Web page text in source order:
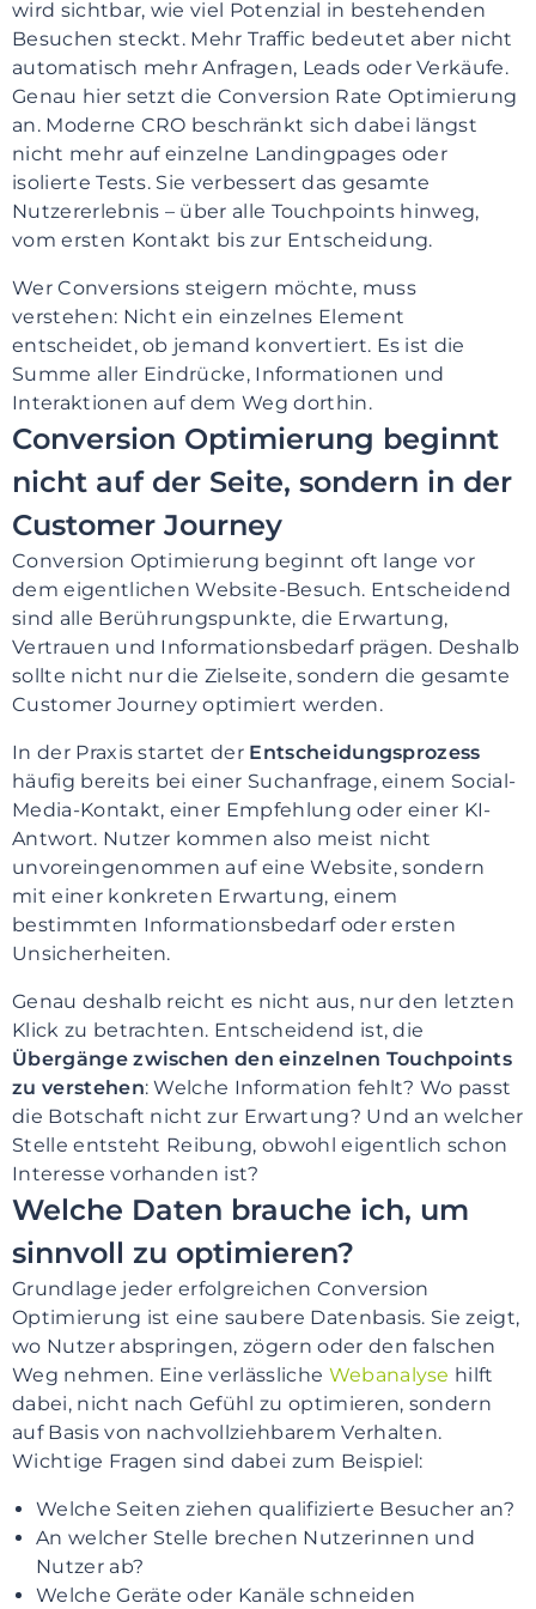
r
i
n
g
e
n
wird sichtbar, wie viel Potenzial in bestehenden
Besuchen steckt. Mehr Traffic bedeutet aber nicht
automatisch mehr Anfragen, Leads oder Verkäufe.
Genau hier setzt die Conversion Rate Optimierung
an. Moderne CRO beschränkt sich dabei längst
nicht mehr auf einzelne Landingpages oder
isolierte Tests. Sie verbessert das gesamte
Nutzererlebnis – über alle Touchpoints hinweg,
vom ersten Kontakt bis zur Entscheidung.
Wer Conversions steigern möchte, muss
verstehen: Nicht ein einzelnes Element
entscheidet, ob jemand konvertiert. Es ist die
Summe aller Eindrücke, Informationen und
Interaktionen auf dem Weg dorthin.
Conversion Optimierung beginnt
nicht auf der Seite, sondern in der
Customer Journey
Conversion Optimierung beginnt oft lange vor
dem eigentlichen Website-Besuch. Entscheidend
sind alle Berührungspunkte, die Erwartung,
Vertrauen und Informationsbedarf prägen. Deshalb
sollte nicht nur die Zielseite, sondern die gesamte
Customer Journey optimiert werden.
In der Praxis startet der Entscheidungsprozess
häufig bereits bei einer Suchanfrage, einem Social-
Media-Kontakt, einer Empfehlung oder einer KI-
Antwort. Nutzer kommen also meist nicht
unvoreingenommen auf eine Website, sondern
mit einer konkreten Erwartung, einem
bestimmten Informationsbedarf oder ersten
Unsicherheiten.
Genau deshalb reicht es nicht aus, nur den letzten
Klick zu betrachten. Entscheidend ist, die
Übergänge zwischen den einzelnen Touchpoints
zu verstehen: Welche Information fehlt? Wo passt
die Botschaft nicht zur Erwartung? Und an welcher
Stelle entsteht Reibung, obwohl eigentlich schon
Interesse vorhanden ist?
Welche Daten brauche ich, um
sinnvoll zu optimieren?
Grundlage jeder erfolgreichen Conversion
Optimierung ist eine saubere Datenbasis. Sie zeigt,
wo Nutzer abspringen, zögern oder den falschen
Weg nehmen. Eine verlässliche Webanalyse hilft
dabei, nicht nach Gefühl zu optimieren, sondern
auf Basis von nachvollziehbarem Verhalten.
Wichtige Fragen sind dabei zum Beispiel:
Welche Seiten ziehen qualifizierte Besucher an?
An welcher Stelle brechen Nutzerinnen und
Nutzer ab?
Welche Geräte oder Kanäle schneiden